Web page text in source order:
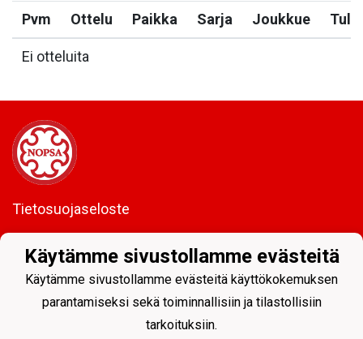
Pvm Ottelu Paikka Sarja Joukkue
Ei otteluita
Tietosuojaseloste
0151369-2
Käytämme sivustollamme evästeitä
Käytämme sivustollamme evästeitä käyttökokemuksen
parantamiseksi sekä toiminnallisiin ja tilastollisiin
tarkoituksiin.